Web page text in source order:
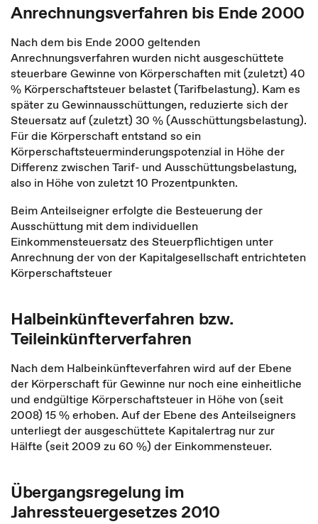
Anrechnungsverfahren bis Ende 2000
Nach dem bis Ende 2000 geltenden
Anrechnungsverfahren wurden nicht ausgeschüttete
steuerbare Gewinne von Körperschaften mit (zuletzt) 40
% Körperschaftsteuer belastet (Tarifbelastung). Kam es
später zu Gewinnausschüttungen, reduzierte sich der
Steuersatz auf (zuletzt) 30 % (Ausschüttungsbelastung).
Für die Körperschaft entstand so ein
Körperschaftsteuerminderungspotenzial in Höhe der
Differenz zwischen Tarif- und Ausschüttungsbelastung,
also in Höhe von zuletzt 10 Prozentpunkten.
Beim Anteilseigner erfolgte die Besteuerung der
Ausschüttung mit dem individuellen
Einkommensteuersatz des Steuerpflichtigen unter
Anrechnung der von der Kapitalgesellschaft entrichteten
Körperschaftsteuer
Halbeinkünfteverfahren bzw.
Teileinkünfterverfahren
Nach dem Halbeinkünfteverfahren wird auf der Ebene
der Körperschaft für Gewinne nur noch eine einheitliche
und endgültige Körperschaftsteuer in Höhe von (seit
2008) 15 % erhoben. Auf der Ebene des Anteilseigners
unterliegt der ausgeschüttete Kapitalertrag nur zur
Hälfte (seit 2009 zu 60 %) der Einkommensteuer.
Übergangsregelung im
Jahressteuergesetzes 2010